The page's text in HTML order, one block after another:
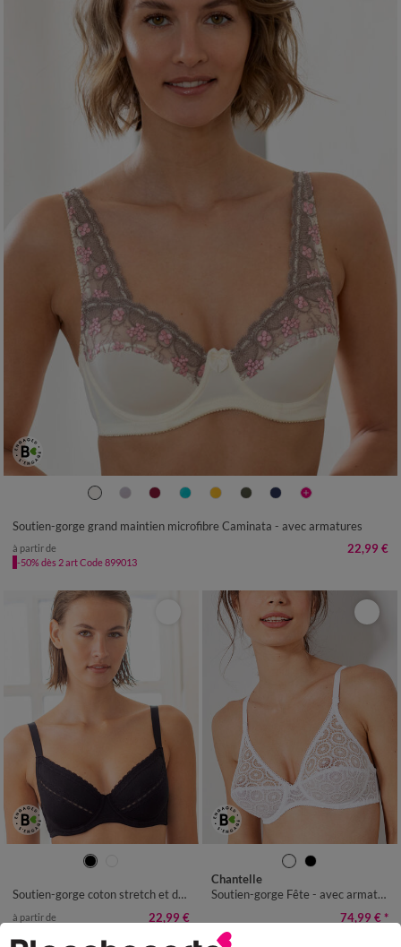
Soutien-gorge grand maintien microfibre Caminata - avec armatures
à partir de 22,99 €
-50% dès 2 art Code 899013
Soutien-gorge coton stretch et dentelle - avec armatures
à partir de 22,99 €
Chantelle
Soutien-gorge Fête - avec armatures
74,99 € *